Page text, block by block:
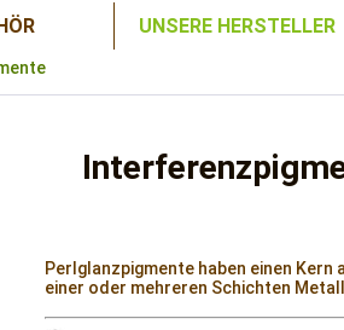
UNSERE HERSTELLER
Perlglanzpigmente haben einen Kern
einer oder mehreren Schichten